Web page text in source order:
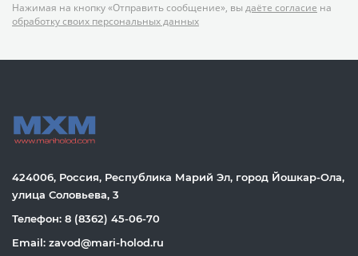
Нажимая на кнопку «Отправить сообщение», вы даёте согласие на
обработку своих персональных данных
424006, Россия, Республика Марий Эл, город Йошкар-Ола,
улица Соловьева, 3
Телефон: 8 (8362) 45-06-70
Email: zavod@mari-holod.ru